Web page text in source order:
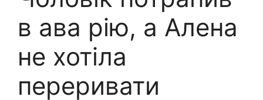
в ава pію, а Алена
не хотіла
переривати